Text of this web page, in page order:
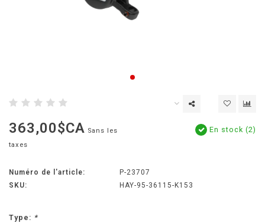
363,00$CA Sans les
taxes
En stock (2)
Numéro de l'article:
P-23707
SKU:
HAY-95-36115-K153
Type: *